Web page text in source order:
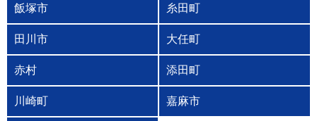
飯塚市 糸田町
田川市 大任町
赤村 添田町
川崎町 嘉麻市